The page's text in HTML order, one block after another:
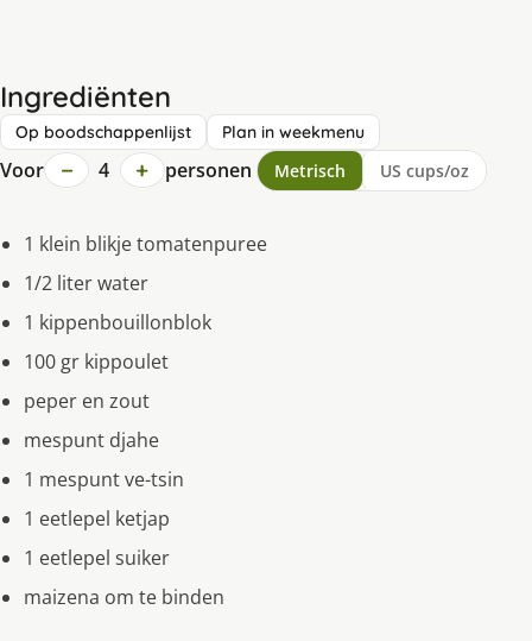
Ingrediënten
Op boodschappenlijst Plan in weekmenu
Voor − 4 + personen Metrisch US cups/oz
1 klein blikje tomatenpuree
1/2 liter water
1 kippenbouillonblok
100 gr kippoulet
peper en zout
mespunt djahe
1 mespunt ve-tsin
1 eetlepel ketjap
1 eetlepel suiker
maizena om te binden